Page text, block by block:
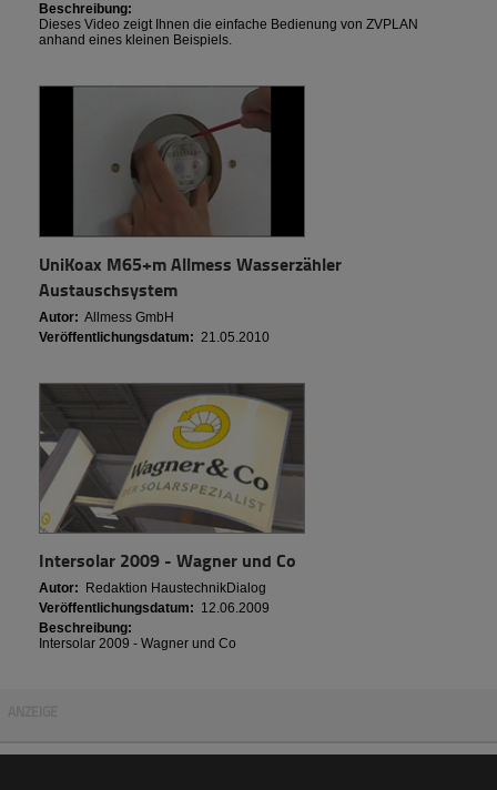
Beschreibung:
Dieses Video zeigt Ihnen die einfache Bedienung von ZVPLAN
anhand eines kleinen Beispiels.
UniKoax M65+m Allmess Wasserzähler
Austauschsystem
Autor: Allmess GmbH
Veröffentlichungsdatum: 21.05.2010
Intersolar 2009 - Wagner und Co
Autor:
Redaktion HaustechnikDialog
Veröffentlichungsdatum: 12.06.2009
Beschreibung:
Intersolar 2009 - Wagner und Co